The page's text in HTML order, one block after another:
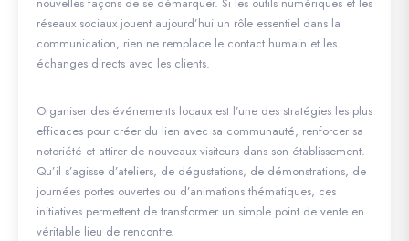
réseaux sociaux jouent aujourd’hui un rôle essentiel dans la
communication, rien ne remplace le contact humain et les
échanges directs avec les clients.
Organiser des événements locaux est l’une des stratégies les plus
efficaces pour créer du lien avec sa communauté, renforcer sa
notoriété et attirer de nouveaux visiteurs dans son établissement.
Qu’il s’agisse d’ateliers, de dégustations, de démonstrations, de
journées portes ouvertes ou d’animations thématiques, ces
initiatives permettent de transformer un simple point de vente en
véritable lieu de rencontre.